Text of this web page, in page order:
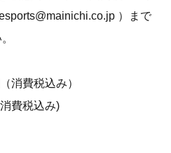
）まで
消費税込み）
費税込み)